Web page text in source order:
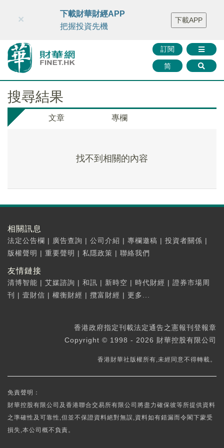
財華智庫網 FINTV FINMETA 財華證券 媒體矩陣
智庫沙龍
聯絡我們
訂閱
简
×
下載財華財經APP
把握投資先機
下載APP
搜尋結果
文章 專欄
找不到相關的內容
相關訊息
法定公告欄 | 廣告查詢 | 公司介紹 | 專欄邀稿 | 投資者關係 |
版權聲明 | 重要聲明 | 私隱政策 | 聯絡我們
友情鏈接
清博智能 | 艾媒諮詢 | 和訊 | 新時空 | 時代財經 | 證券市場周
刊
| 壹財信 | 權衡財經 | 攬富財經 | 更多...
香港政府指定刊載法定通告之憲報刊登報章
Copyright © 1998 - 2026 財華控股有限公司
香港財華社版權所有,未經同意不得轉載。
免責聲明：
財華控股有限公司及香港聯合交易所有限公司將盡力確保彼等所提供資料
之準確性及可靠性,但並不保證資料絕對無誤,資料如有錯漏而令閣下蒙受
損失,本公司概不負責。